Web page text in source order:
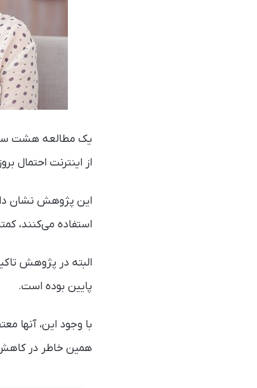
از اینترنت احتمال
استفاده می‌کنند،
البته در پژوهش
پایین بوده است.
با وجود این، آنها
همین خاطر در